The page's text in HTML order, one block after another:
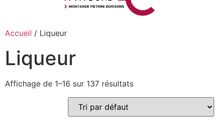
Accueil / Liqueur
Liqueur
Affichage de 1–16 sur 137 résultats